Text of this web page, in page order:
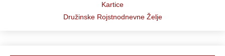
Kartice
Družinske Rojstnodnevne Želje